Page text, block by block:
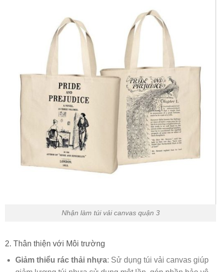
Nhận làm túi vải canvas quận 3
2. Thân thiện với Môi trường
Giảm thiểu rác thải nhựa: Sử dụng túi vải canvas giúp